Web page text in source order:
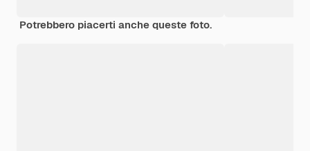
Potrebbero piacerti anche queste foto.